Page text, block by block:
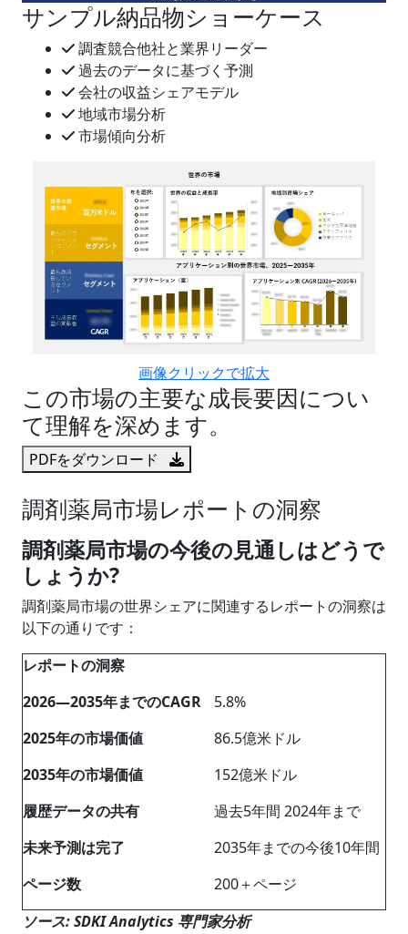
サンプル納品物ショーケース
調査競合他社と業界リーダー
過去のデータに基づく予測
会社の収益シェアモデル
地域市場分析
市場傾向分析
画像クリックで拡大
この市場の主要な成長要因につい
て理解を深めます。
PDFをダウンロード
調剤薬局市場レポートの洞察
調剤薬局市場の今後の見通しはどうで
しょうか?
調剤薬局市場の世界シェアに関連するレポートの洞察は
以下の通りです：
レポートの洞察
2026―2035年までのCAGR
5.8%
2025年の市場価値
86.5億米ドル
2035年の市場価値
152億米ドル
履歴データの共有
過去5年間 2024年まで
未来予測は完了
2035年までの今後10年間
ページ数
200＋ページ
ソース: SDKI Analytics 専門家分析